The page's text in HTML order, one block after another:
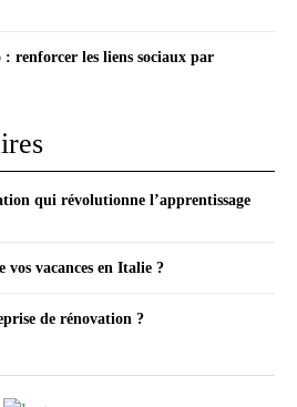
renforcer les liens sociaux par
qui révolutionne l’apprentissage
vos vacances en Italie ?
de rénovation ?